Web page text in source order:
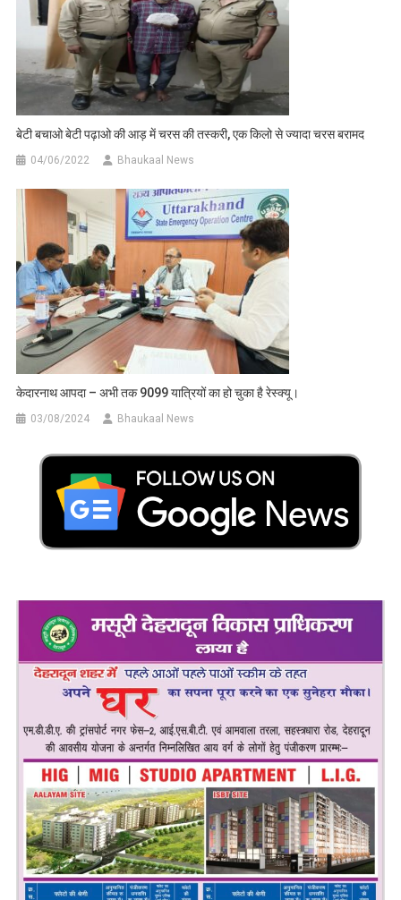
बेटी बचाओ बेटी पढ़ाओ की आड़ में चरस की तस्करी, एक किलो से ज्यादा चरस बरामद
04/06/2022 Bhaukaal News
केदारनाथ आपदा – अभी तक 9099 यात्रियों का हो चुका है रेस्क्यू।
03/08/2024 Bhaukaal News